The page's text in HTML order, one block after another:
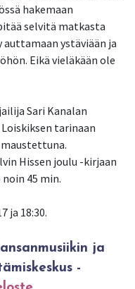
hakemaan
selvitä matkasta
auttamaan ystäviään ja
Eikä vieläkään ole
Sari Kanalan
tarinaan
Hissen joulu -kirjaan
45 min.
ja 18:30.
ja
-